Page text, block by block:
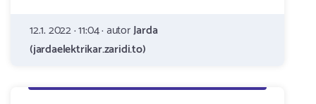
12.1. 2022 · 11:04 · autorJarda
(jardaelektrikar.zaridi.to)